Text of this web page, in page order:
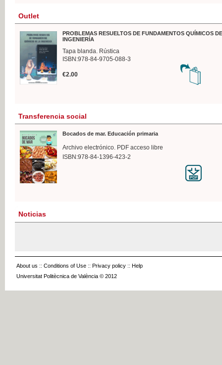
Outlet
PROBLEMAS RESUELTOS DE FUNDAMENTOS QUÍMICOS
INGENIERÍA
Tapa blanda. Rústica
ISBN:978-84-9705-088-3
€2.00
Transferencia social
Bocados de mar. Educación primaria
Archivo electrónico. PDF acceso libre
ISBN:978-84-1396-423-2
Noticias
About us :: Conditions of Use :: Privacy policy :: Help
Universitat Politècnica de València © 2012